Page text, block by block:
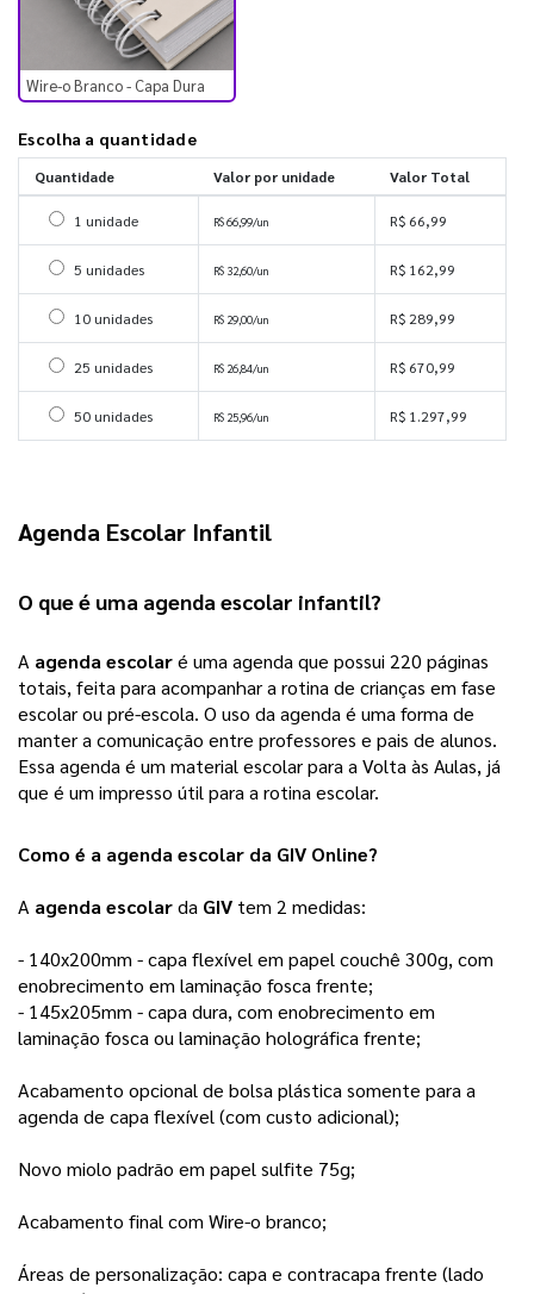
Wire-o Branco - Capa Dura
Escolha a quantidade
Quantidade Valor por unidade Valor Total
Selecionar 1 unidade
1 unidade R$ 66,99/un R$ 66,99
Selecionar 5 unidades
5 unidades R$ 32,60/un R$ 162,99
Selecionar 10 unidades
10 unidades R$ 29,00/un R$ 289,99
Selecionar 25 unidades
25 unidades R$ 26,84/un R$ 670,99
Selecionar 50 unidades
50 unidades R$ 25,96/un R$ 1.297,99
Agenda Escolar Infantil
O que é uma agenda escolar infantil?
A agenda escolaré uma agenda que possui 220 páginas
totais, feita para acompanhar a rotina de crianças em fase
escolar ou pré-escola. O uso da agenda é uma forma de
manter a comunicação entre professores e pais de alunos.
Essa agenda é um material escolar para a Volta às Aulas, já
que é um impresso útil para a rotina escolar.
Como é a agenda escolar da GIV Online?
A agenda escolar da GIV tem 2 medidas:
- 140x200mm - capa flexível em papel couchê 300g, com
enobrecimento em laminação fosca frente;
- 145x205mm - capa dura, com enobrecimento em
laminação fosca ou laminação holográfica frente;
Acabamento opcional de bolsa plástica somente para a
agenda de capa flexível (com custo adicional);
Novo miolo padrão em papel sulfite 75g;
Acabamento final com Wire-o branco;
Áreas de personalização: capa e contracapa frente (lado